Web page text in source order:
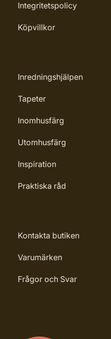
Integritetspolicy
Köpvillkor
Inredningshjälpen
Tapeter
Inomhusfärg
Utomhusfärg
Inspiration
Praktiska råd
Kontakta butiken
Varumärken
Frågor och Svar